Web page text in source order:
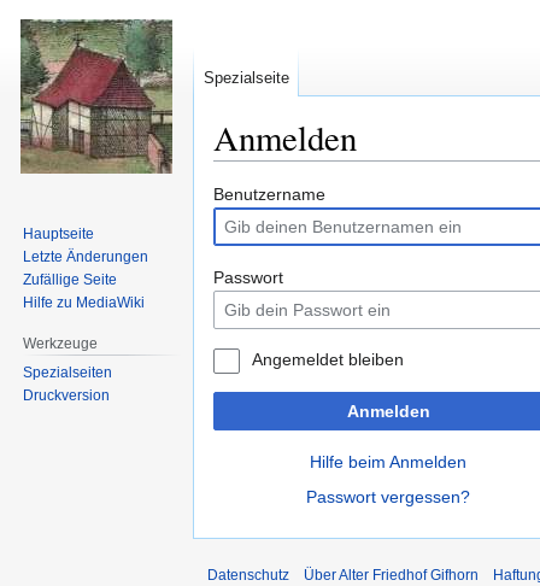
Anmelden
Zur
Navigation
springen
Zur
Suche
springen
Benutzername
Passwort
Angemeldet bleiben
Anmelden
Hilfe beim Anmelden
Passwort vergessen?
Spezialseite
Hauptseite
Letzte Änderungen
Zufällige Seite
Hilfe zu MediaWiki
Werkzeuge
Spezialseiten
Druckversion
Datenschutz Über Alter Friedhof Gifhorn